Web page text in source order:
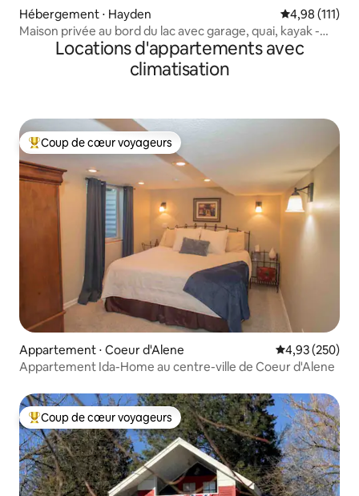
Hébergement ⋅ Hayden Évaluation
4,98 (111)
Maison privée au bord du lac avec garage, quai, kayak -
ville à 3 miles
Locations d'appartements avec
climatisation
Coups de cœur voyageurs les plus appréciés
Coup de cœur voyageurs
Appartement ⋅ Coeur d'Alene Évaluation
4,93 (250)
Appartement Ida-Home au centre-ville de Coeur d'Alene
Coups de cœur voyageurs les plus appréciés
Coup de cœur voyageurs